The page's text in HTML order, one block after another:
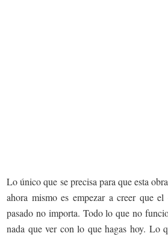
Lo único que se precisa para que esta
ahora mismo es empezar a creer que
pasado no importa. Todo lo que no
nada que ver con lo que hagas hoy. Lo